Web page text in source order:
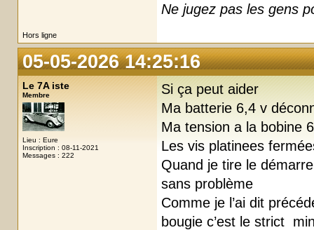
Ne jugez pas les gens
Hors ligne
05-05-2026 14:25:16
Le 7A iste
Membre
Lieu : Eure
Inscription : 08-11-2021
Messages : 222
Si ça peut aider
Ma batterie 6,4 v
Ma tension a la bobine
Les vis platinees
Quand je tire le
sans problème
Comme je l’ai dit
bougie c’est le strict